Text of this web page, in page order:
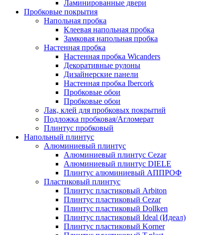
Ламинированные двери
Пробковые покрытия
Напольная пробка
Клеевая напольная пробка
Замковая напольная пробка
Настенная пробка
Настенная пробка Wicanders
Декоративные рулоны
Дизайнерские панели
Настенная пробка Ibercork
Пробковые обои
Пробковые обои
Лак, клей для пробковых покрытий
Подложка пробковая/Агломерат
Плинтус пробковый
Напольный плинтус
Алюминиевый плинтус
Алюминиевый плинтус Cezar
Алюминиевый плинтус DIELE
Плинтус алюминиевый АППРОФ
Пластиковый плинтус
Плинтус пластиковый Arbiton
Плинтус пластиковый Cezar
Плинтус пластиковый Dollken
Плинтус пластиковый Ideal (Идеал)
Плинтус пластиковый Korner